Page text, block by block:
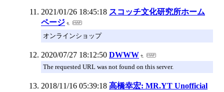
2021/01/26 18:45:18 スコッチ文化研究所ホーム
ページ
オンラインショップ
2020/07/27 18:12:50 DWWW
The requested URL was not found on this server.
2018/11/16 05:39:18 高橋幸宏: MR.YT Unofficial